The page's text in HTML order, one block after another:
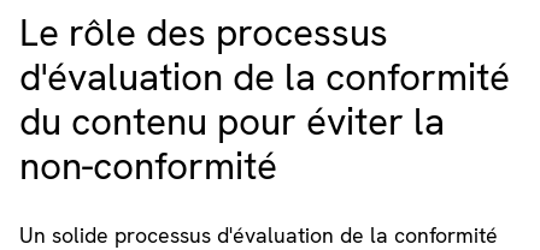
Le rôle des processus
d'évaluation de la conformité
du contenu pour éviter la
non-conformité
Un solide processus d'évaluation de la conformité